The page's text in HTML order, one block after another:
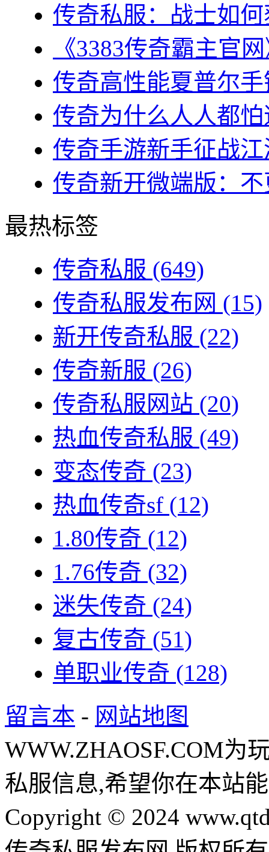
传奇私服：战士如
《3383传奇霸主官
传奇高性能夏普尔
传奇为什么人人都
传奇手游新手征战
传奇新开微端版：
最热标签
传奇私服 (649)
传奇私服发布网 (15)
新开传奇私服 (22)
传奇新服 (26)
传奇私服网站 (20)
热血传奇私服 (49)
变态传奇 (23)
热血传奇sf (12)
1.80传奇 (12)
1.76传奇 (32)
迷失传奇 (24)
复古传奇 (51)
单职业传奇 (128)
留言本 - 网站地图
WWW.ZHAOSF.COM为
私服信息,希望你在本站
Copyright © 2024